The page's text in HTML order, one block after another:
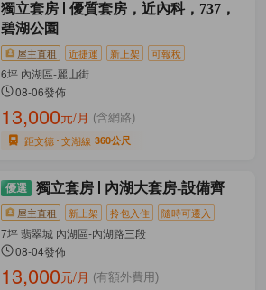
獨立套房
優質套房，近內科，737，
碧湖公園
屋主直租 近捷運 新上架 可報稅
6坪 內湖區-麗山街
08-06發佈
13,000元/月 (含網路)
距文德 文湖線 360公尺
獨立套房 內湖大套房-設備齊
屋主直租 新上架 拎包入住 隨時可遷入
7坪 翡翠城 內湖區-內湖路三段
08-04發佈
13,000元/月 (有額外費用)